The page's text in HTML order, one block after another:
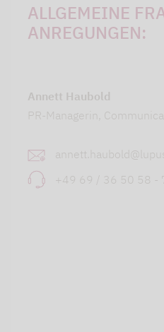
ALLGEMEINE
ANREGUNGEN:
Annett Haubold
PR-Managerin,
+49 69 / 36 50 58 -